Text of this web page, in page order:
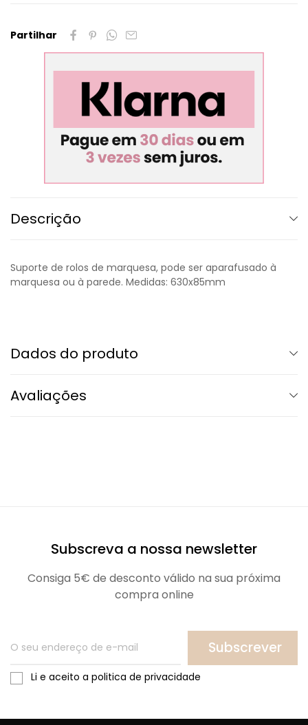
Partilhar
Descrição
Suporte de rolos de marquesa, pode ser aparafusado à
marquesa ou à parede. Medidas: 630x85mm
Dados do produto
Avaliações
Subscreva a nossa newsletter
Consiga 5€ de desconto válido na sua próxima
compra online
Subscrever
Li e aceito a politica de privacidade